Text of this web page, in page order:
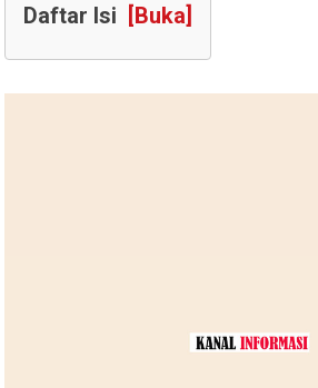
Daftar Isi [Buka]